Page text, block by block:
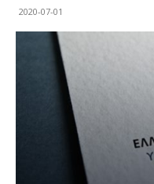
2020-07-01